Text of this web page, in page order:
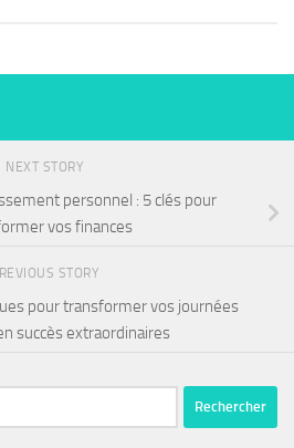
NEXT STORY
personnel : 5 clés pour
vos finances
STORY
pour transformer vos journées
succès extraordinaires